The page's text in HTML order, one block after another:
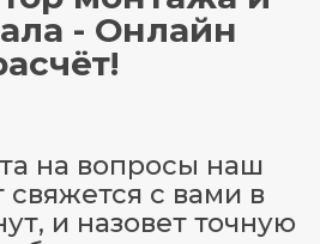
- Онлайн
на вопросы наш
свяжется с вами в
и назовет точную